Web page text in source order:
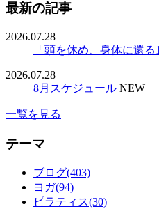
最新の記事
2026.07.28
「頭を休め、身体に還
2026.07.28
8月スケジュール NEW
一覧を見る
テーマ
ブログ(403)
ヨガ(94)
ピラティス(30)